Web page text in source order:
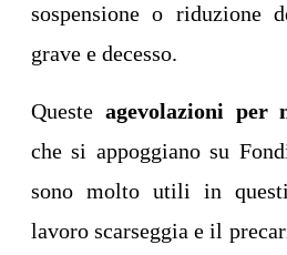
sospensione o riduzione
grave e decesso.
Queste agevolazioni per
che si appoggiano su
sono molto utili in
lavoro scarseggia e il